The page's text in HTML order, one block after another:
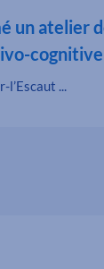
un atelier
cognitive
l’Escaut ...